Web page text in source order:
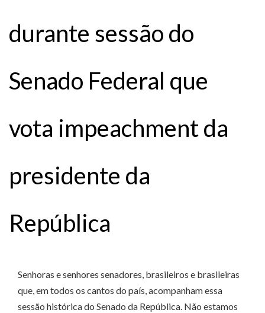
durante sessão do
Senado Federal que
vota impeachment da
presidente da
República
Senhoras e senhores senadores, brasileiros e brasileiras
que, em todos os cantos do país, acompanham essa
sessão histórica do Senado da República. Não estamos